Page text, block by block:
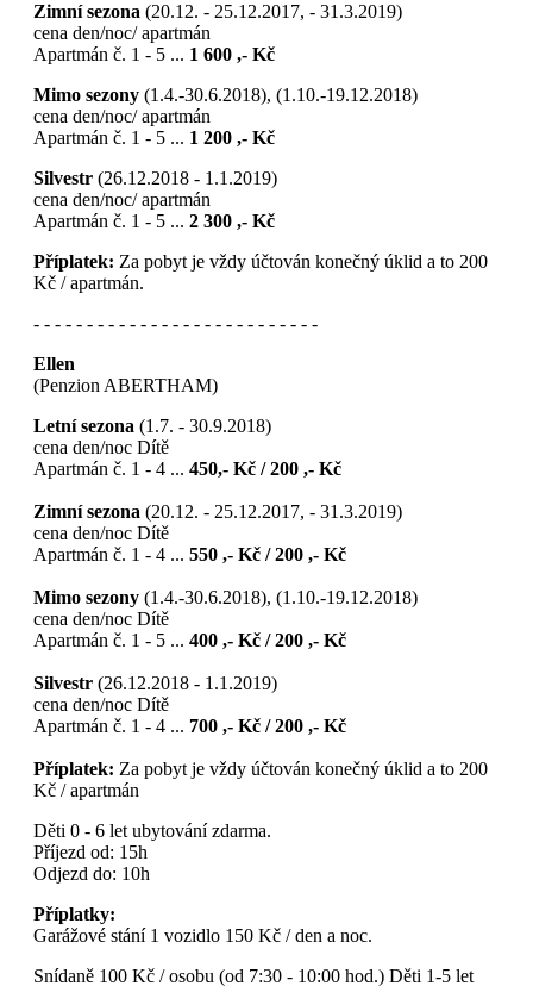
Zimní sezona (20.12. - 25.12.2017, - 31.3.2019)
cena den/noc/ apartmán
Apartmán č. 1 - 5 ... 1 600 ,- Kč
Mimo sezony (1.4.-30.6.2018), (1.10.-19.12.2018)
cena den/noc/ apartmán
Apartmán č. 1 - 5 ... 1 200 ,- Kč
Silvestr (26.12.2018 - 1.1.2019)
cena den/noc/ apartmán
Apartmán č. 1 - 5 ... 2 300 ,- Kč
Příplatek: Za pobyt je vždy účtován konečný úklid a to 200
Kč / apartmán.
- - - - - - - - - - - - - - - - - - - - - - - - - - -
Ellen
(Penzion ABERTHAM)
Letní sezona (1.7. - 30.9.2018)
cena den/noc Dítě
Apartmán č. 1 - 4 ... 450,- Kč / 200 ,- Kč
Zimní sezona (20.12. - 25.12.2017, - 31.3.2019)
cena den/noc Dítě
Apartmán č. 1 - 4 ... 550 ,- Kč / 200 ,- Kč
Mimo sezony (1.4.-30.6.2018), (1.10.-19.12.2018)
cena den/noc Dítě
Apartmán č. 1 - 5 ... 400 ,- Kč / 200 ,- Kč
Silvestr (26.12.2018 - 1.1.2019)
cena den/noc Dítě
Apartmán č. 1 - 4 ... 700 ,- Kč / 200 ,- Kč
Příplatek: Za pobyt je vždy účtován konečný úklid a to 200
Kč / apartmán
Děti 0 - 6 let ubytování zdarma.
Příjezd od: 15h
Odjezd do: 10h
Příplatky:
Garážové stání 1 vozidlo 150 Kč / den a noc.
Snídaně 100 Kč / osobu (od 7:30 - 10:00 hod.) Děti 1-5 let